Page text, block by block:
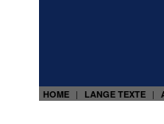
HOME | LANGE TEXTE |